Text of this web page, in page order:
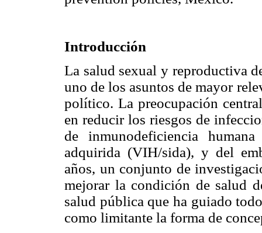
Introducción
La salud sexual y reproductiva
uno de los asuntos de mayor
político. La preocupación
en reducir los riesgos de
de inmunodeficiencia
adquirida (VIH/sida), y del
años, un conjunto de
mejorar la condición de salud
salud pública que ha guiado
como limitante la forma de